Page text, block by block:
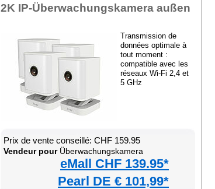
2K IP-Überwachungskamera außen
Transmission de
données optimale à
tout moment :
compatible avec les
réseaux Wi-Fi 2,4 et
5 GHz
Prix de vente conseillé: CHF 159.95
Vendeur pourÜberwachungskamera
eMall CHF 139.95*
Pearl DE € 101,99*